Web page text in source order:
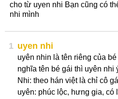
cho từ uyen nhi Bạn cũng có
nhi mình
1 uyen nhi
uyên nhin là tên riêng của
nghĩa tên bé gái thì uyên nhi
Nhi: theo hán việt là chỉ cô
uyên: phúc lộc, hưng gia, có